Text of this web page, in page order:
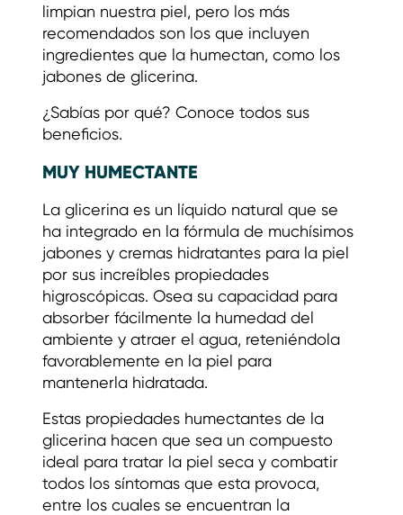
limpian nuestra piel, pero los más
recomendados son los que incluyen
ingredientes que la humectan, como los
jabones de glicerina.
¿Sabías por qué? Conoce todos sus
beneficios.
MUY HUMECTANTE
La glicerina es un líquido natural que se
ha integrado en la fórmula de muchísimos
jabones y cremas hidratantes para la piel
por sus increíbles propiedades
higroscópicas. Osea su capacidad para
absorber fácilmente la humedad del
ambiente y atraer el agua, reteniéndola
favorablemente en la piel para
mantenerla hidratada.
Estas propiedades humectantes de la
glicerina hacen que sea un compuesto
ideal para tratar la piel seca y combatir
todos los síntomas que esta provoca,
entre los cuales se encuentran la